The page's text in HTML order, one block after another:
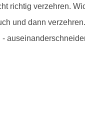
richtig verzehren.
und dann